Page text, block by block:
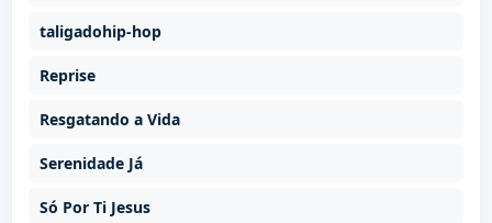
taligadohip-hop
Reprise
Resgatando a Vida
Serenidade Já
Só Por Ti Jesus